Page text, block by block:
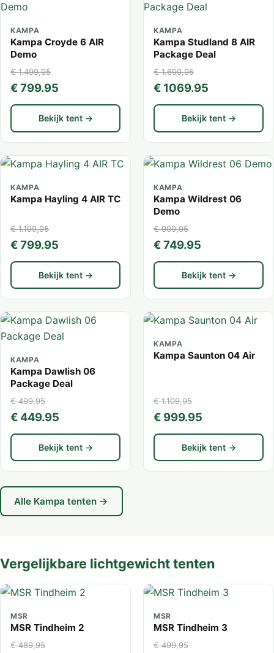
KAMPA
Kampa Croyde 6 AIR
Demo
€ 1.499,95
€ 799.95
Bekijk tent →
KAMPA
Kampa Studland 8 AIR
Package Deal
€ 1.699,95
€ 1069.95
Bekijk tent →
KAMPA
Kampa Hayling 4 AIR TC
€ 1.199,95
€ 799.95
Bekijk tent →
KAMPA
Kampa Wildrest 06
Demo
€ 999,95
€ 749.95
Bekijk tent →
KAMPA
Kampa Dawlish 06
Package Deal
€ 499,95
€ 449.95
Bekijk tent →
KAMPA
Kampa Saunton 04 Air
€ 1.109,95
€ 999.95
Bekijk tent →
Alle Kampa tenten →
Vergelijkbare lichtgewicht tenten
MSR
MSR Tindheim 2
€ 489,95
MSR
MSR Tindheim 3
€ 499,95